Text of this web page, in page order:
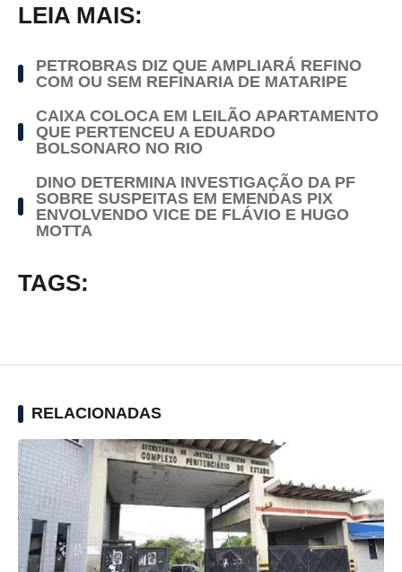
LEIA MAIS:
PETROBRAS DIZ QUE AMPLIARÁ REFINO
COM OU SEM REFINARIA DE MATARIPE
CAIXA COLOCA EM LEILÃO APARTAMENTO
QUE PERTENCEU A EDUARDO
BOLSONARO NO RIO
DINO DETERMINA INVESTIGAÇÃO DA PF
SOBRE SUSPEITAS EM EMENDAS PIX
ENVOLVENDO VICE DE FLÁVIO E HUGO
MOTTA
TAGS:
RELACIONADAS